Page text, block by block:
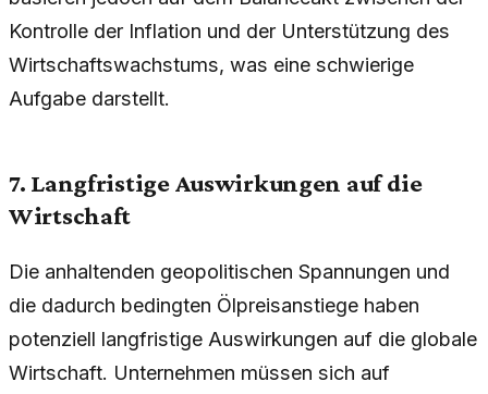
Kontrolle der Inflation und der Unterstützung des
Wirtschaftswachstums, was eine schwierige
Aufgabe darstellt.
7. Langfristige Auswirkungen auf die
Wirtschaft
Die anhaltenden geopolitischen Spannungen und
die dadurch bedingten Ölpreisanstiege haben
potenziell langfristige Auswirkungen auf die globale
Wirtschaft. Unternehmen müssen sich auf